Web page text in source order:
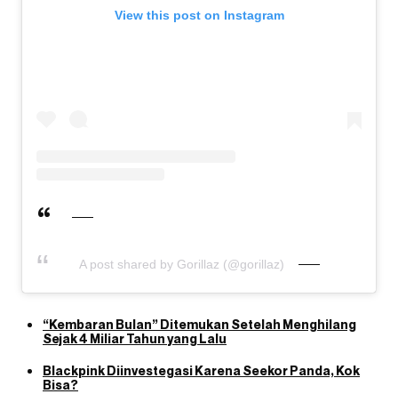
View this post on Instagram
A post shared by Gorillaz (@gorillaz)
“Kembaran Bulan” Ditemukan Setelah Menghilang
Sejak 4 Miliar Tahun yang Lalu
Blackpink Diinvestegasi Karena Seekor Panda, Kok
Bisa?